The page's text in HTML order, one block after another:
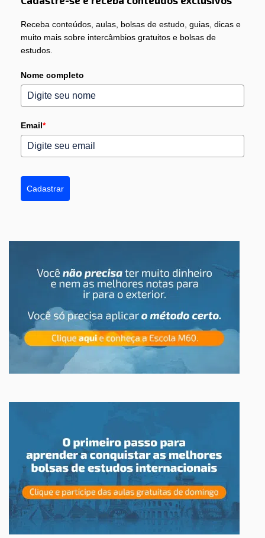
Receba conteúdos, aulas, bolsas de estudo, guias, dicas e
muito mais sobre intercâmbios gratuitos e bolsas de
estudos.
Nome completo
Email*
Cadastrar